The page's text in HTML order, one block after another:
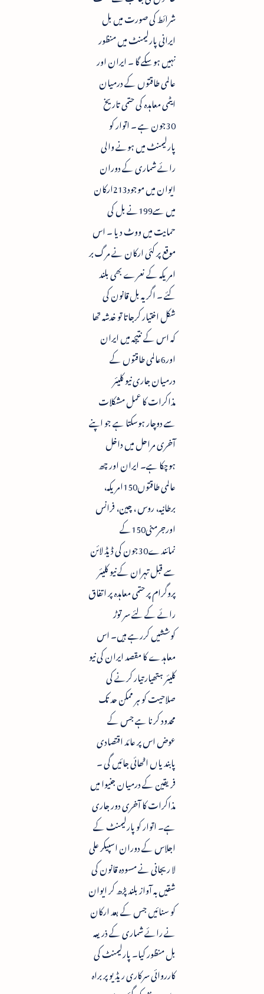
شرائط کی صورت میں بل
ایرانی پارلیمنٹ میں منظور
نہیں ہوسکے گا ۔ ایران اور
عالمی طاقتوں کے درمیان
ایٹمی معاہدہ کی حتمی تاریخ
30جون ہے ۔ اتوار کو
پارلیمنٹ میں ہونے والی
رائے شماری کے دوران
ایوان میں موجود213ارکان
میں سے199نے بل کی
حمایت میں ووٹ دیا ۔ اس
موقع پر کئی ارکان نے مرگ بر
امریکہ کے نعرے بھی بلند
کئے ۔ اگر یہ بل قانون کی
شکل اختیار کرجاتا تو خدشہ تھا
کہ اس کے نتیجہ میں ایران
اور6عالمی طاقتوں کے
درمیان جاری نیو کلیئر
مذاکرات کا عمل مشکلات
سے دوچار ہوسکتا ہے جو اپنے
آخری مراحل میں داخل
ہوچکا ہے۔ ایران اور چھ
عالمی طاقتوں150امریکہ،
برطانیہ، روس ، چین، فرانس
اورجرمنی150کے
نمائندے30جون کی ڈیڈ لائن
سے قبل تہران کے نیو کلیئر
پروگرام پر حتمی معاہدہ پر اتفاق
رائے کے لئے سر توڑ
کوششیں کررہے ہیں۔ اس
معاہدے کا مقصد ایران کی نیو
کلیئر ہتھیار تیار کرنے کی
صلاحیت کو ہر ممکن حد تک
محدود کرنا ہے جس کے
عوض اس پر عائد اقتصادی
پابندیاں اٹھائی جائیں گی ۔
فریقین کے درمیان جنیوا میں
مذاکرات کا آخری دور جاری
ہے۔ اتوار کو پارلیمنٹ کے
اجلاس کے دوران اسپیکر علی
لا ریجانی نے مسودہ قانون کی
شقیں بہ آواز بلند پڑھ کر ایوان
کو سنائیں جس کے بعد ارکان
نے رائے شماری کے ذریعہ
بل منظور کیا۔ پارلیمنٹ کی
کارروائی سرکاری ریڈیو پر براہ